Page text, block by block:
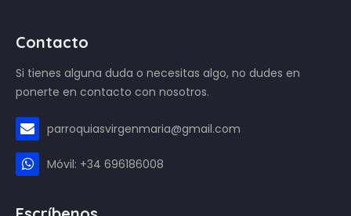
Contacto
Si tienes alguna duda o necesitas algo, no dudes en
ponerte en contacto con nosotros.
parroquiasvirgenmaria@gmail.com
Móvil: +34 696186008